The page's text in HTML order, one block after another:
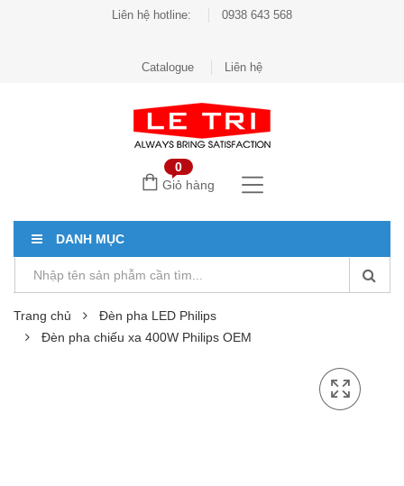
Liên hệ hotline: 0938 643 568
Catalogue Liên hệ
0
Giỏ hàng
DANH MỤC
Trang chủ
Đèn pha LED Philips
Đèn pha chiếu xa 400W Philips OEM